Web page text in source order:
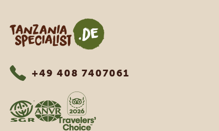
Tanzania Specialist
+49 408 7407061